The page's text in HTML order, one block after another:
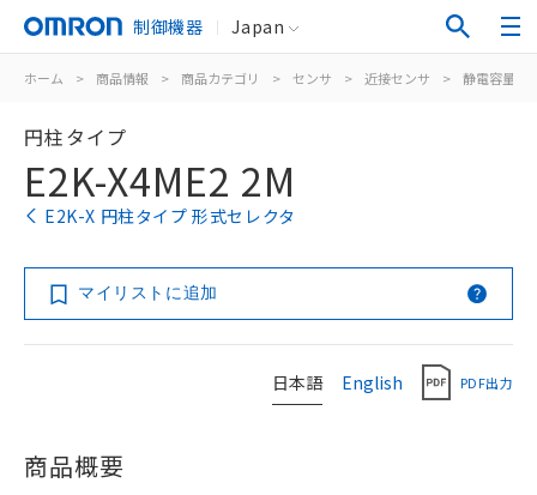
制御機器 Japan
ホーム > 商品情報 > 商品カテゴリ > センサ > 近接センサ > 静電容量形
円柱タイプ
E2K-X4ME2 2M
E2K-X 円柱タイプ 形式セレクタ
マイリストに追加
日本語 English PDF出力
商品概要